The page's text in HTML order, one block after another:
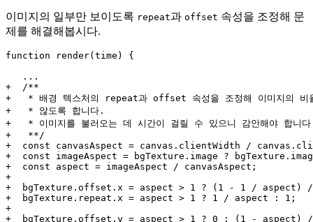
이미지의 일부만 보이도록 repeat과 offset 속성을 조정해 문
제를 해결해봅시다.
function render(time) {
   ...
+  /**
+   * 배경 텍스처의 repeat과 offset 속성을 조정해 이미지의 비
+   * 않도록 합니다.
+   * 이미지를 불러오는 데 시간이 걸릴 수 있으니 감안해야 합니
+   **/
+  const canvasAspect = canvas.clientWidth /
+  const imageAspect = bgTexture.image ?
+  const aspect = imageAspect / canvasAspect;
+
+  bgTexture.offset.x = aspect > 1 ? (1 - 1 /
+  bgTexture.repeat.x = aspect > 1 ? 1 / aspect : 1;
+
+  bgTexture.offset.y = aspect > 1 ? 0 : (1 - aspect)